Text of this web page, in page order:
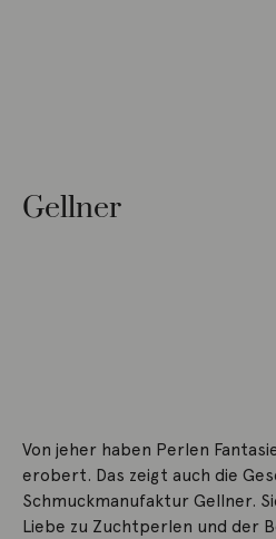
Gellner
Von jeher haben Perlen
erobert. Das zeigt auch die
Schmuckmanufaktur Gellner.
Liebe zu Zuchtperlen und der